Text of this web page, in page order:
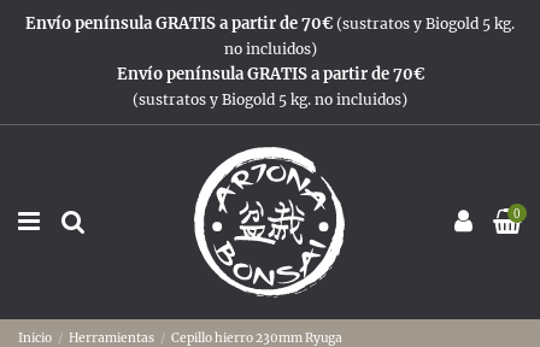
Envío península GRATIS a partir de 70€ (sustratos y Biogold 5 kg.
no incluidos)
Envío península GRATIS a partir de 70€
(sustratos y Biogold 5 kg. no incluidos)
0
Inicio Herramientas Cepillo hierro 230mm Ryuga